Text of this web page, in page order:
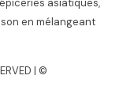
asiatiques,
en mélangeant
| ©